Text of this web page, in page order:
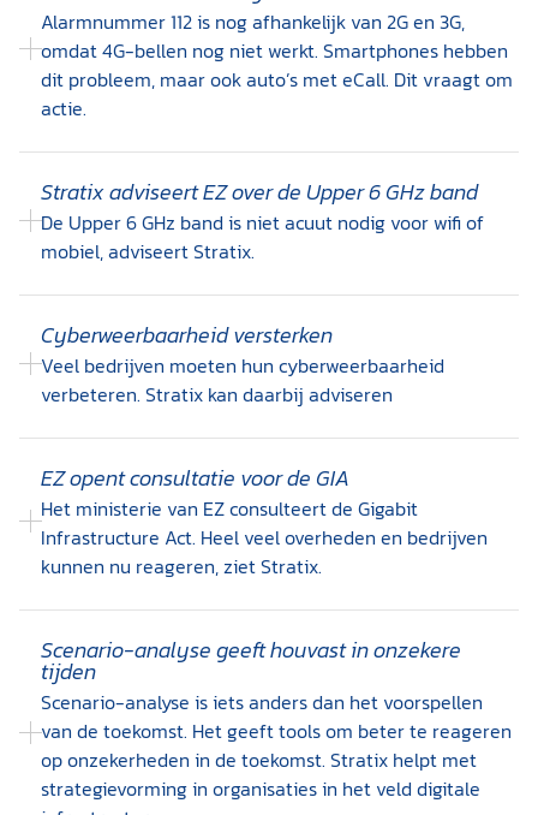
Alarmnummer 112 is nog afhankelijk van 2G en 3G,
omdat 4G-bellen nog niet werkt. Smartphones hebben
dit probleem, maar ook auto’s met eCall. Dit vraagt om
actie.
Stratix adviseert EZ over de Upper 6 GHz band
De Upper 6 GHz band is niet acuut nodig voor wifi of
mobiel, adviseert Stratix.
Cyberweerbaarheid versterken
Veel bedrijven moeten hun cyberweerbaarheid
verbeteren. Stratix kan daarbij adviseren
EZ opent consultatie voor de GIA
Het ministerie van EZ consulteert de Gigabit
Infrastructure Act. Heel veel overheden en bedrijven
kunnen nu reageren, ziet Stratix.
Scenario-analyse geeft houvast in onzekere
tijden
Scenario-analyse is iets anders dan het voorspellen
van de toekomst. Het geeft tools om beter te reageren
op onzekerheden in de toekomst. Stratix helpt met
strategievorming in organisaties in het veld digitale